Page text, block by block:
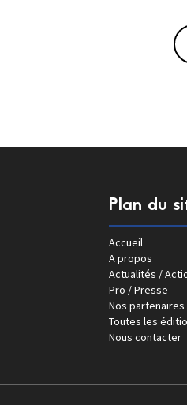
Plan du
Accueil
A propos
Actualités /
Pro / Presse
Nos partenaires
Toutes les
Nous contacter